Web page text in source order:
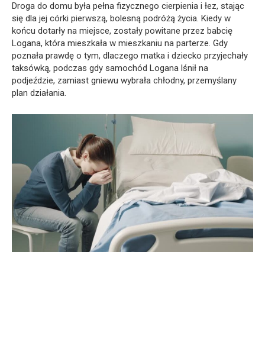
Droga do domu była pełna fizycznego cierpienia i łez, stając
się dla jej córki pierwszą, bolesną podróżą życia. Kiedy w
końcu dotarły na miejsce, zostały powitane przez babcię
Logana, która mieszkała w mieszkaniu na parterze. Gdy
poznała prawdę o tym, dlaczego matka i dziecko przyjechały
taksówką, podczas gdy samochód Logana lśnił na
podjeździe, zamiast gniewu wybrała chłodny, przemyślany
plan działania.